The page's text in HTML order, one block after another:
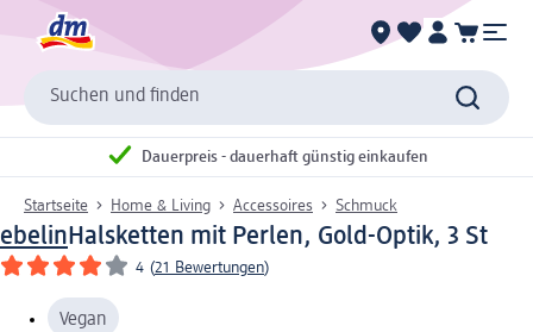
Suchen und finden
Dauerpreis - dauerhaft günstig einkaufen
Startseite Home & Living Accessoires Schmuck
ebelin Halsketten mit Perlen, Gold-Optik, 3 St
4 (21 Bewertungen)
Vegan